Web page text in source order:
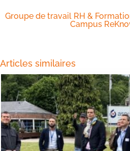
Groupe de travail RH &
Campus
Articles similaires